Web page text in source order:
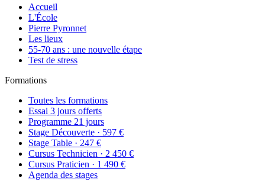
Accueil
L'École
Pierre Pyronnet
Les lieux
55-70 ans : une nouvelle étape
Test de stress
Formations
Toutes les formations
Essai 3 jours offerts
Programme 21 jours
Stage Découverte · 597 €
Stage Table · 247 €
Cursus Technicien · 2 450 €
Cursus Praticien · 1 490 €
Agenda des stages